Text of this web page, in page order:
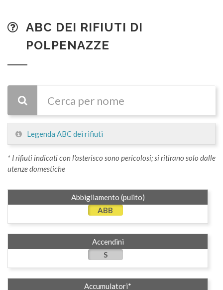
ABC DEI RIFIUTI DI
POLPENAZZE
Legenda ABC dei rifiuti
* I rifiuti indicati con l'asterisco sono pericolosi; si ritirano solo dalle
utenze domestiche
Abbigliamento (pulito)
ABB
Accendini
S
Accumulatori*